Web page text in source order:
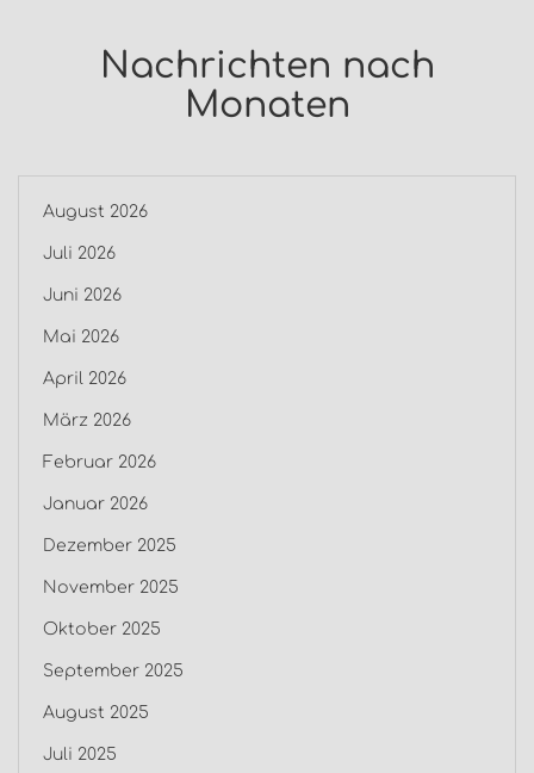
Nachrichten nach
Monaten
August 2026
Juli 2026
Juni 2026
Mai 2026
April 2026
März 2026
Februar 2026
Januar 2026
Dezember 2025
November 2025
Oktober 2025
September 2025
August 2025
Juli 2025